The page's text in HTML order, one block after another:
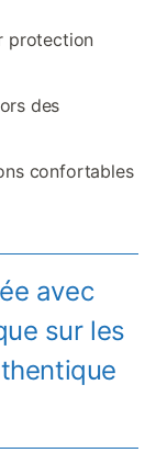
protection
des
confortables
avec
sur les